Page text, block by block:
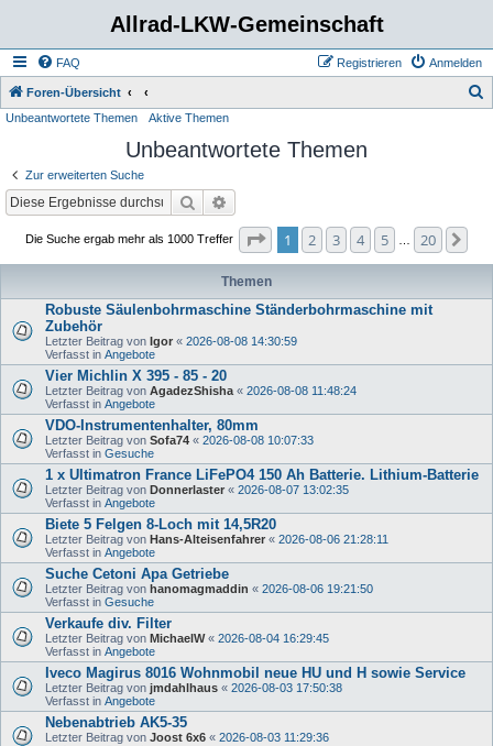
Allrad-LKW-Gemeinschaft
FAQ Anmelden
Registrieren
Foren-Übersicht
Unbeantwortete Themen Aktive Themen
Unbeantwortete Themen
Zur erweiterten Suche
Suche
Die Suche ergab mehr als 1000 Treffer Seite von
1 2 3 4 5 20
Themen
Robuste Säulenbohrmaschine Ständerbohrmaschine mit
Zubehör
Letzter Beitrag von Igor « 2026-08-08 14:30:59
Verfasst in Angebote
Vier Michlin X 395 - 85 - 20
Letzter Beitrag von AgadezShisha « 2026-08-08 11:48:24
Verfasst in Angebote
VDO-Instrumentenhalter, 80mm
Letzter Beitrag von Sofa74 « 2026-08-08 10:07:33
Verfasst in Gesuche
1 x Ultimatron France LiFePO4 150 Ah Batterie. Lithium-Batterie
Letzter Beitrag von Donnerlaster « 2026-08-07 13:02:35
Verfasst in Angebote
Biete 5 Felgen 8-Loch mit 14,5R20
Letzter Beitrag von Hans-Alteisenfahrer « 2026-08-06 21:28:11
Verfasst in Angebote
Suche Cetoni Apa Getriebe
Letzter Beitrag von hanomagmaddin « 2026-08-06 19:21:50
Verfasst in Gesuche
Verkaufe div. Filter
Letzter Beitrag von MichaelW« 2026-08-04 16:29:45
Verfasst in Angebote
Iveco Magirus 8016 Wohnmobil neue HU und H sowie Service
Letzter Beitrag von jmdahlhaus « 2026-08-03 17:50:38
Verfasst in Angebote
Nebenabtrieb AK5-35
Letzter Beitrag von Joost 6x6 « 2026-08-03 11:29:36